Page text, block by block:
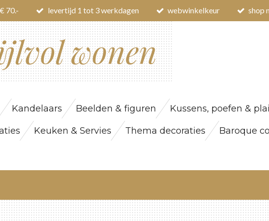
70.- levertijd 1 tot 3 werkdagen webwinkelkeur shop
wonen
Kandelaars Beelden & figuren Kussens, poefen &
Keuken & Servies Thema decoraties Baroque